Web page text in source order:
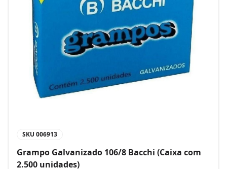
SKU 006913
Grampo Galvanizado 106/8 Bacchi (Caixa com
2.500 unidades)